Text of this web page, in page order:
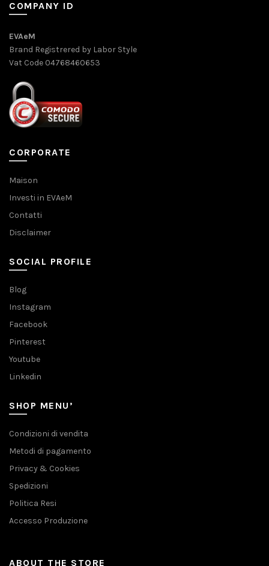
COMPANY ID
EVAeM
Brand Registrered by Labor Style
Vat Code 04768460653
CORPORATE
Maison
Investi in EVAeM
Contatti
Disclaimer
SOCIAL PROFILE
Blog
Instagram
Facebook
Pinterest
Youtube
Linkedin
SHOP MENU’
Condizioni di vendita
Metodi di pagamento
Privacy & Cookies
Spedizioni
Politica Resi
Accesso Produzione
ABOUT THE STORE